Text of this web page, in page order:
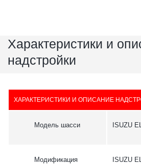
Характеристики и
надстройки
ХАРАКТЕРИСТИКИ И ОПИСАНИЕ
Модель шасси ISUZU
Модификация ISUZU